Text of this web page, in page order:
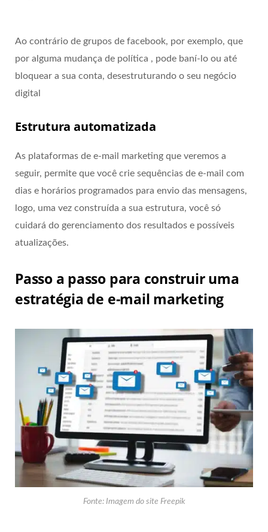
Ao contrário de grupos de facebook, por exemplo, que
por alguma mudança de política , pode baní-lo ou até
bloquear a sua conta, desestruturando o seu negócio
digital
Estrutura automatizada
As plataformas de e-mail marketing que veremos a
seguir, permite que você crie sequências de e-mail com
dias e horários programados para envio das mensagens,
logo, uma vez construída a sua estrutura, você só
cuidará do gerenciamento dos resultados e possíveis
atualizações.
Passo a passo para construir uma
estratégia de e-mail marketing
Fonte: Imagem do site Freepik